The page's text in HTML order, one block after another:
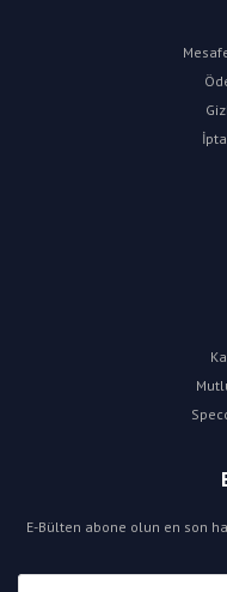
E-Bülten abone olun en son